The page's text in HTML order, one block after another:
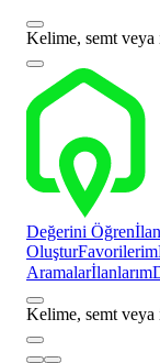
Kelime, semt veya
Değerini Öğren
OluşturFavorilerim
Aramalarİlanlarım
Kelime, semt veya